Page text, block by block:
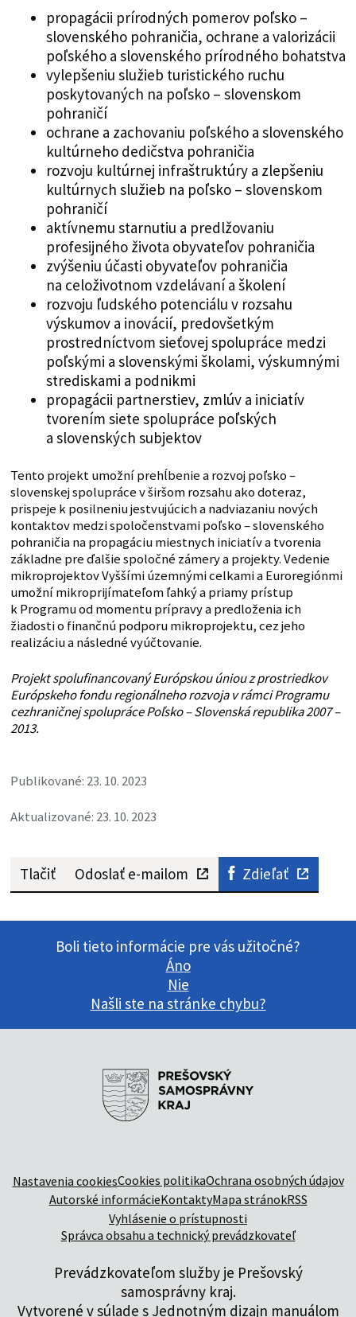
propagácii prírodných pomerov poľsko –
slovenského pohraničia, ochrane a valorizácii
poľského a slovenského prírodného bohatstva
vylepšeniu služieb turistického ruchu
poskytovaných na poľsko – slovenskom
pohraničí
ochrane a zachovaniu poľského a slovenského
kultúrneho dedičstva pohraničia
rozvoju kultúrnej infraštruktúry a zlepšeniu
kultúrnych služieb na poľsko – slovenskom
pohraničí
aktívnemu starnutiu a predlžovaniu
profesijného života obyvateľov pohraničia
zvýšeniu účasti obyvateľov pohraničia
na celoživotnom vzdelávaní a školení
rozvoju ľudského potenciálu v rozsahu
výskumov a inovácií, predovšetkým
prostredníctvom sieťovej spolupráce medzi
poľskými a slovenskými školami, výskumnými
strediskami a podnikmi
propagácii partnerstiev, zmlúv a iniciatív
tvorením siete spolupráce poľských
a slovenských subjektov
Tento projekt umožní prehĺbenie a rozvoj poľsko –
slovenskej spolupráce v širšom rozsahu ako doteraz,
prispeje k posilneniu jestvujúcich a nadviazaniu nových
kontaktov medzi spoločenstvami poľsko – slovenského
pohraničia na propagáciu miestnych iniciatív a tvorenia
základne pre ďalšie spoločné zámery a projekty. Vedenie
mikroprojektov Vyššími územnými celkami a Euroregiónmi
umožní mikroprijímateľom ľahký a priamy prístup
k Programu od momentu prípravy a predloženia ich
žiadosti o finančnú podporu mikroprojektu, cez jeho
realizáciu a následné vyúčtovanie.
Projekt spolufinancovaný Európskou úniou z prostriedkov
Európskeho fondu regionálneho rozvoja v rámci Programu
cezhraničnej spolupráce Poľsko – Slovenská republika 2007 –
2013.
Publikované: 23. 10. 2023
Aktualizované: 23. 10. 2023
Tlačiť Odoslať e-mailom Zdieľať
Boli tieto informácie pre vás užitočné?
Áno
Nie
Našli ste na stránke chybu?
Nastavenia cookiesCookies politikaOchrana osobných údajov
Autorské informácieKontaktyMapa stránokRSS
Vyhlásenie o prístupnosti
Správca obsahu a technický prevádzkovateľ
Prevádzkovateľom služby je Prešovský
samosprávny kraj.
Vytvorené v súlade s Jednotným dizajn manuálom